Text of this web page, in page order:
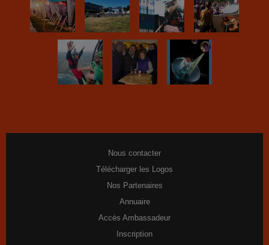
Nous contacter
Télécharger les Logos
Nos Partenaires
Annuaire
Accès Ambassadeur
Inscription